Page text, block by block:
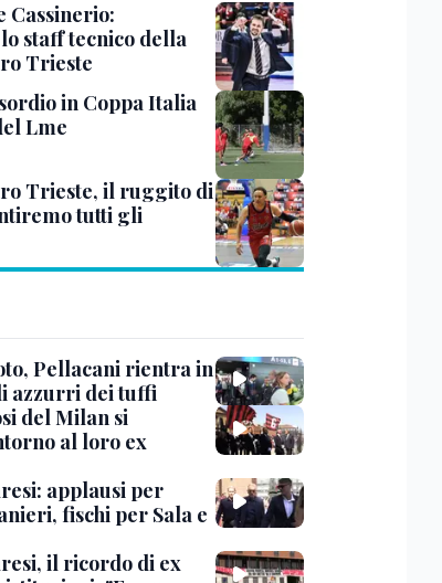
Cassinerio:
staff tecnico della
Trieste
in Coppa Italia
Lme
Trieste, il ruggito di
tutti gli
Pellacani rientra in
azzurri dei tuffi
del Milan si
al loro ex
applausi per
fischi per Sala e
il ricordo di ex